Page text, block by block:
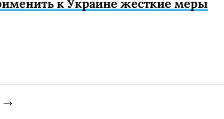
к Украине жесткие меры